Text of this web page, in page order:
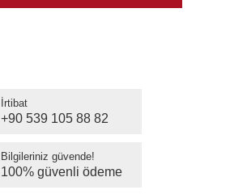
İrtibat
+90 539 105 88 82
Bilgileriniz güvende!
100% güvenli ödeme